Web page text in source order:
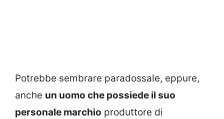
Potrebbe sembrare paradossale, eppure,
anche un uomo che possiede il suo
personale marchio produttore di